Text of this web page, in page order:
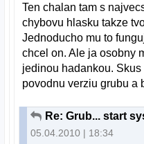
Ten chalan tam s
chybovu hlasku takze
Jednoducho mu to
chcel on. Ale ja osobny
jedinou hadankou.
povodnu verziu grubu a
05.04.2010 | 18:34